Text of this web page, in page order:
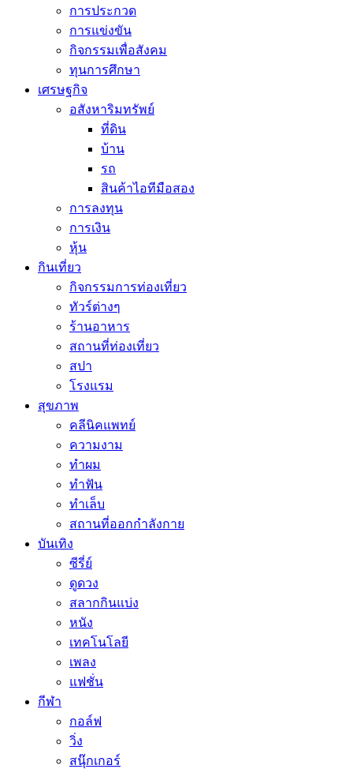
การประกวด
การแข่งขัน
กิจกรรมเพื่อสังคม
ทุนการศึกษา
เศรษฐกิจ
อสังหาริมทรัพย์
ที่ดิน
บ้าน
รถ
สินค้าไอทีมือสอง
การลงทุน
การเงิน
หุ้น
กินเที่ยว
กิจกรรมการท่องเที่ยว
ทัวร์ต่างๆ
ร้านอาหาร
สถานที่ท่องเที่ยว
สปา
โรงแรม
สุขภาพ
คลีนิคแพทย์
ความงาม
ทำผม
ทำฟัน
ทำเล็บ
สถานที่ออกกำลังกาย
บันเทิง
ซีรี่ย์
ดูดวง
สลากกินแบ่ง
หนัง
เทคโนโลยี
เพลง
แฟชั่น
กีฬา
กอล์ฟ
วิ่ง
สนุ๊กเกอร์